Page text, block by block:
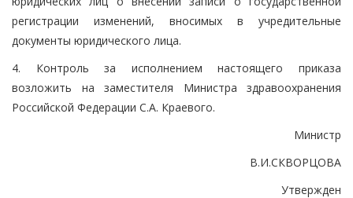
регистрации изменений, вносимых в учредительные
документы юридического лица.
4. Контроль за исполнением настоящего приказа
возложить на заместителя Министра здравоохранения
Российской Федерации С.А. Краевого.
Министр
В.И.СКВОРЦОВА
Утвержден